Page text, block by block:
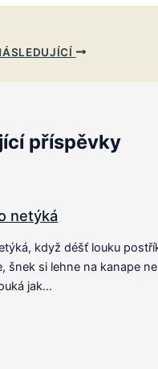
příspěvky
netýká
když déšť louku
šnek si lehne na kanape
jak…